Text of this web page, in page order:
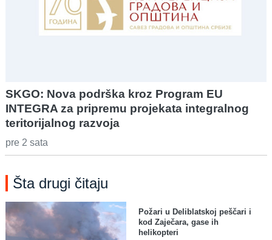
SKGO: Nova podrška kroz Program EU
INTEGRA za pripremu projekata integralnog
teritorijalnog razvoja
pre 2 sata
Šta drugi čitaju
Požari u Deliblatskoj peščari i
kod Zaječara, gase ih
helikopteri